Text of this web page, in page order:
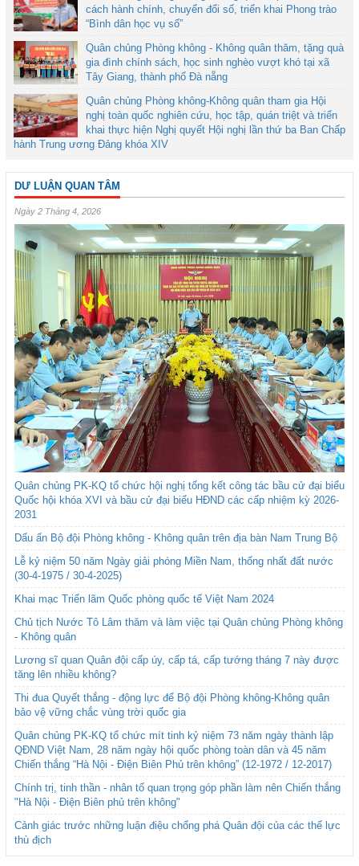
cách hành chính, chuyển đổi số, triển khai Phong trào
“Bình dân học vụ số”
Quân chủng Phòng không - Không quân thăm, tặng quà
gia đình chính sách, học sinh nghèo vượt khó tại xã
Tây Giang, thành phố Đà nẵng
Quân chủng Phòng không-Không quân tham gia Hội
nghị toàn quốc nghiên cứu, học tập, quán triệt và triển
khai thực hiện Nghị quyết Hội nghị lần thứ ba Ban Chấp
hành Trung ương Đảng khóa XIV
DƯ LUẬN QUAN TÂM
Ngày 2 Tháng 4, 2026
Quân chủng PK-KQ tổ chức hội nghị tổng kết công tác bầu cử đại biểu
Quốc hội khóa XVI và bầu cử đại biểu HĐND các cấp nhiệm kỳ 2026-
2031
Dấu ấn Bộ đội Phòng không - Không quân trên địa bàn Nam Trung Bộ
Lễ kỷ niệm 50 năm Ngày giải phóng Miền Nam, thống nhất đất nước
(30-4-1975 / 30-4-2025)
Khai mạc Triển lãm Quốc phòng quốc tế Việt Nam 2024
Chủ tịch Nước Tô Lâm thăm và làm việc tại Quân chủng Phòng không
- Không quân
Lương sĩ quan Quân đội cấp úy, cấp tá, cấp tướng tháng 7 này được
tăng lên nhiều không?
Thi đua Quyết thắng - động lực để Bộ đội Phòng không-Không quân
bảo vệ vững chắc vùng trời quốc gia
Quân chủng PK-KQ tổ chức mít tinh kỷ niệm 73 năm ngày thành lập
QĐND Việt Nam, 28 năm ngày hội quốc phòng toàn dân và 45 năm
Chiến thắng “Hà Nội - Điện Biên Phủ trên không” (12-1972 / 12-2017)
Chính trị, tinh thần - nhân tố quan trọng góp phần làm nên Chiến thắng
"Hà Nội - Điện Biên phủ trên không"
Cảnh giác trước những luận điệu chống phá Quân đội của các thế lực
thù địch